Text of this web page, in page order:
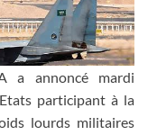
a annoncé mardi
participant à la
lourds militaires